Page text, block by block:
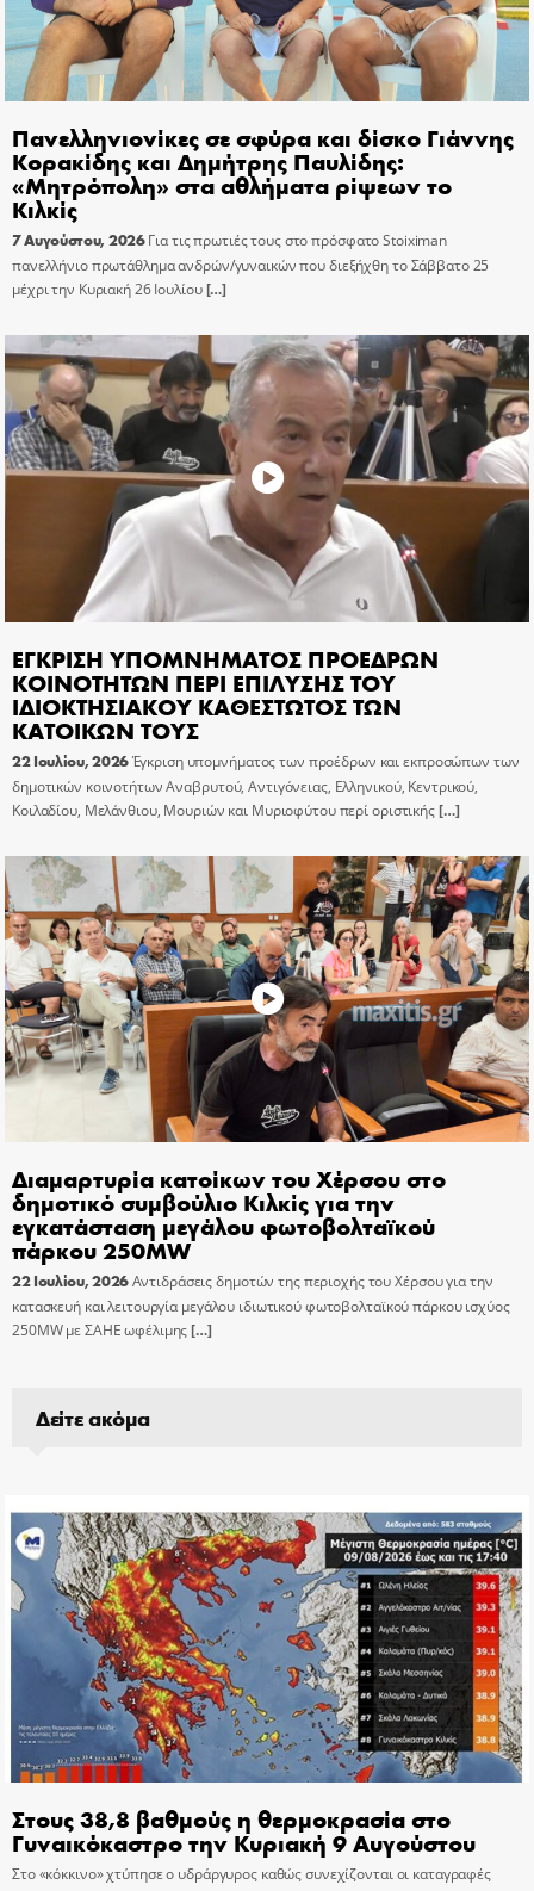
Πανελληνιονίκες σε σφύρα και δίσκο Γιάννης
Κορακίδης και Δημήτρης Παυλίδης:
«Μητρόπολη» στα αθλήματα ρίψεων το
Κιλκίς
7 Αυγούστου, 2026 Για τις πρωτιές τους στο πρόσφατο Stoiximan
πανελλήνιο πρωτάθλημα ανδρών/γυναικών που διεξήχθη το Σάββατο 25
μέχρι την Κυριακή 26 Ιουλίου[…]
ΕΓΚΡΙΣΗ ΥΠΟΜΝΗΜΑΤΟΣ ΠΡΟΕΔΡΩΝ
ΚΟΙΝΟΤΗΤΩΝ ΠΕΡΙ ΕΠΙΛΥΣΗΣ ΤΟΥ
ΙΔΙΟΚΤΗΣΙΑΚΟΥ ΚΑΘΕΣΤΩΤΟΣ ΤΩΝ
ΚΑΤΟΙΚΩΝ ΤΟΥΣ
22 Ιουλίου, 2026Έγκριση υπομνήματος των προέδρων και εκπροσώπων των
δημοτικών κοινοτήτων Αναβρυτού, Αντιγόνειας, Ελληνικού, Κεντρικού,
Κοιλαδίου, Μελάνθιου, Μουριών και Μυριοφύτου περί οριστικής[…]
Διαμαρτυρία κατοίκων του Χέρσου στο
δημοτικό συμβούλιο Κιλκίς για την
εγκατάσταση μεγάλου φωτοβολταϊκού
πάρκου 250MW
22 Ιουλίου, 2026Αντιδράσεις δημοτών της περιοχής του Χέρσου για την
κατασκευή και λειτουργία μεγάλου ιδιωτικού φωτοβολταϊκού πάρκου ισχύος
250MW με ΣΑΗΕ ωφέλιμης[…]
Δείτε ακόμα
Στους 38,8 βαθμούς η θερμοκρασία στο
Γυναικόκαστρο την Κυριακή 9 Αυγούστου
Στο «κόκκινο» χτύπησε ο υδράργυρος καθώς συνεχίζονται οι καταγραφές